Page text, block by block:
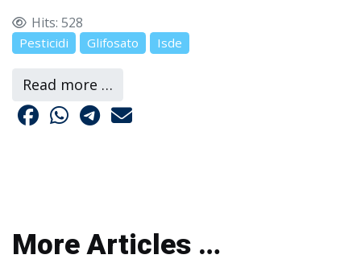
Hits: 528
Pesticidi Glifosato Isde
Read more …
More Articles …